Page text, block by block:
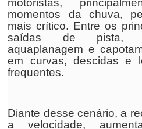
motoristas,
momentos da chuva,
mais crítico. Entre os
saídas de pista,
aquaplanagem e
em curvas, descidas e
frequentes.
Diante desse cenário, a
a velocidade,